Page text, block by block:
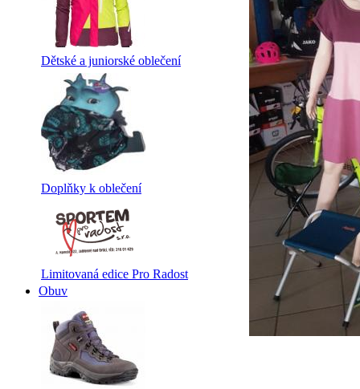
Dětské a juniorské oblečení
Doplňky k oblečení
Limitovaná edice Pro Radost
Obuv